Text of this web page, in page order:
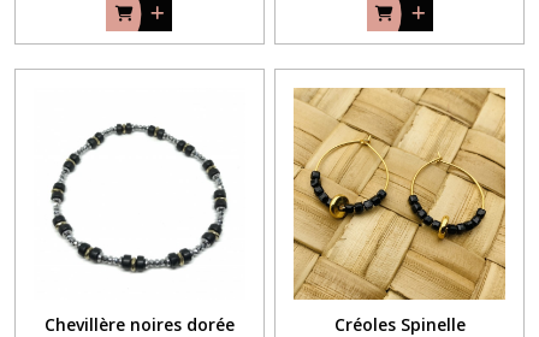
Chevillère noires dorée
Créoles Spinelle